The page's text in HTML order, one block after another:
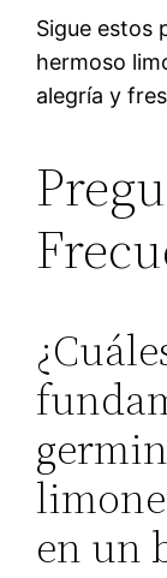
Sigue estos
hermoso
alegría y
en un